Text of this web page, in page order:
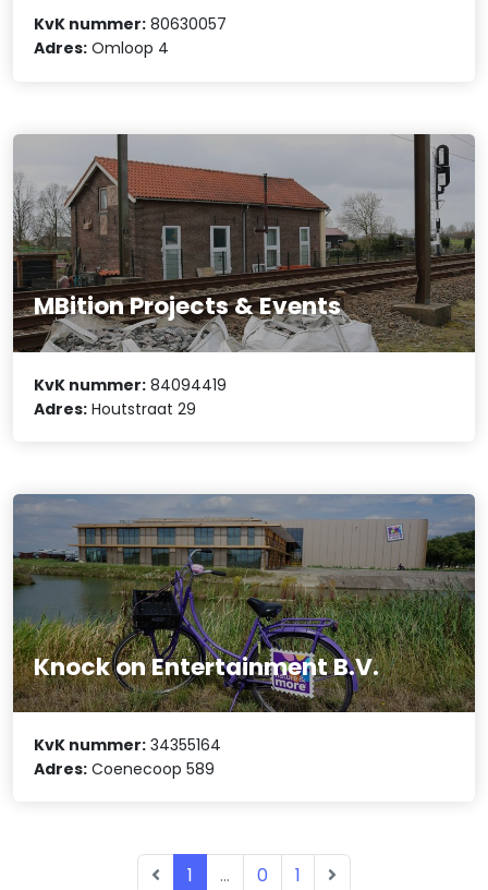
KvK nummer: 80630057
Adres: Omloop 4
MBition Projects & Events
KvK nummer: 84094419
Adres: Houtstraat 29
Knock on Entertainment B.V.
KvK nummer: 34355164
Adres: Coenecoop 589
1 ... 0 1